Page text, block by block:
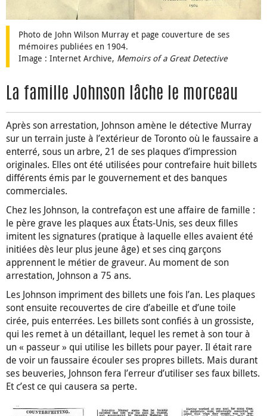
Photo de John Wilson Murray et page couverture de ses
mémoires publiées en 1904.
Image : Internet Archive, Memoirs of a Great Detective
La famille Johnson lâche le morceau
Après son arrestation, Johnson amène le détective Murray
sur un terrain juste à l’extérieur de Toronto où le faussaire a
enterré, sous un arbre, 21 de ses plaques d’impression
originales. Elles ont été utilisées pour contrefaire huit billets
différents émis par le gouvernement et des banques
commerciales.
Chez les Johnson, la contrefaçon est une affaire de famille :
le père grave les plaques aux États-Unis, ses deux filles
imitent les signatures (pratique à laquelle elles avaient été
initiées dès leur plus jeune âge) et ses cinq garçons
apprennent le métier de graveur. Au moment de son
arrestation, Johnson a 75 ans.
Les Johnson impriment des billets une fois l’an. Les plaques
sont ensuite recouvertes de cire d’abeille et d’une toile
cirée, puis enterrées. Les billets sont confiés à un grossiste,
qui les remet à un détaillant, lequel les remet à son tour à
un « passeur » qui utilise les billets pour payer. Il était rare
de voir un faussaire écouler ses propres billets. Mais durant
ses beuveries, Johnson fera l’erreur d’utiliser ses faux billets.
Et c’est ce qui causera sa perte.